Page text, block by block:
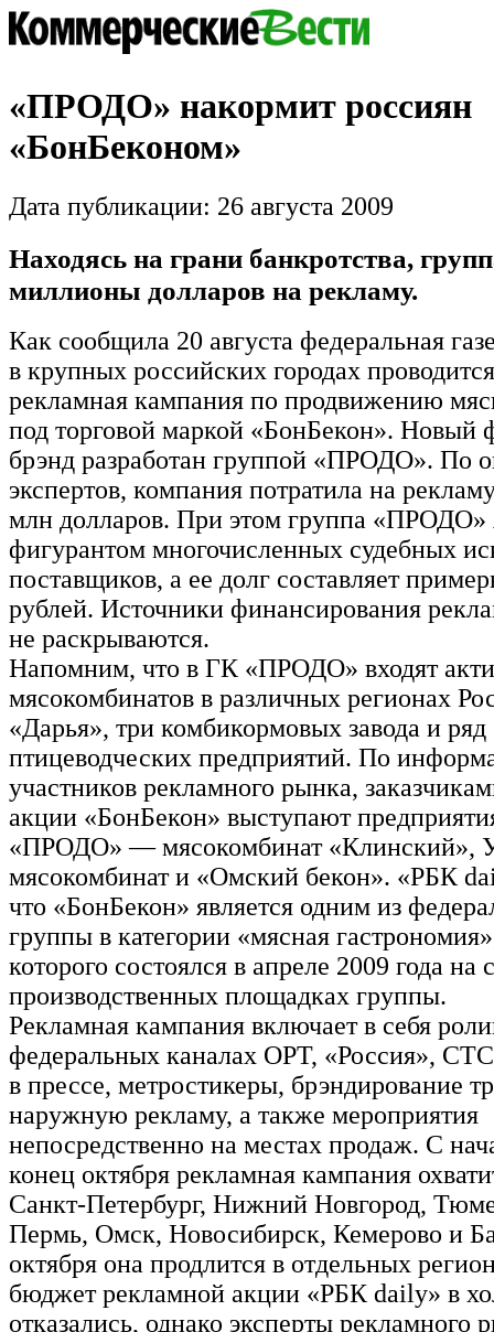
«ПРОДО» накормит россиян
«БонБеконом»
Дата публикации: 26 августа 2009
Находясь на грани банкротства,
миллионы долларов на рекламу.
Как сообщила 20 августа федеральная
в крупных российских городах
рекламная кампания по продвижению
под торговой маркой «БонБекон». Новый
брэнд разработан группой «ПРОДО». По
экспертов, компания потратила на
млн долларов. При этом группа «ПРОДО»
фигурантом многочисленных судебных
поставщиков, а ее долг составляет
рублей. Источники финансирования
не раскрываются.
Напомним, что в ГК «ПРОДО» входят
мясокомбинатов в различных регионах
«Дарья», три комбикормовых завода и ряд
птицеводческих предприятий. По
участников рекламного рынка,
акции «БонБекон» выступают
«ПРОДО» — мясокомбинат «Клинский»,
мясокомбинат и «Омский бекон». «РБК
что «БонБекон» является одним из
группы в категории «мясная
которого состоялся в апреле 2009 года на
производственных площадках группы.
Рекламная кампания включает в себя
федеральных каналах ОРТ, «Россия»,
в прессе, метростикеры, брэндирование
наружную рекламу, а также мероприятия
непосредственно на местах продаж. С
конец октября рекламная кампания
Санкт-Петербург, Нижний Новгород,
Пермь, Омск, Новосибирск, Кемерово и
октября она продлится в отдельных
бюджет рекламной акции «РБК daily» в
отказались, однако эксперты рекламного